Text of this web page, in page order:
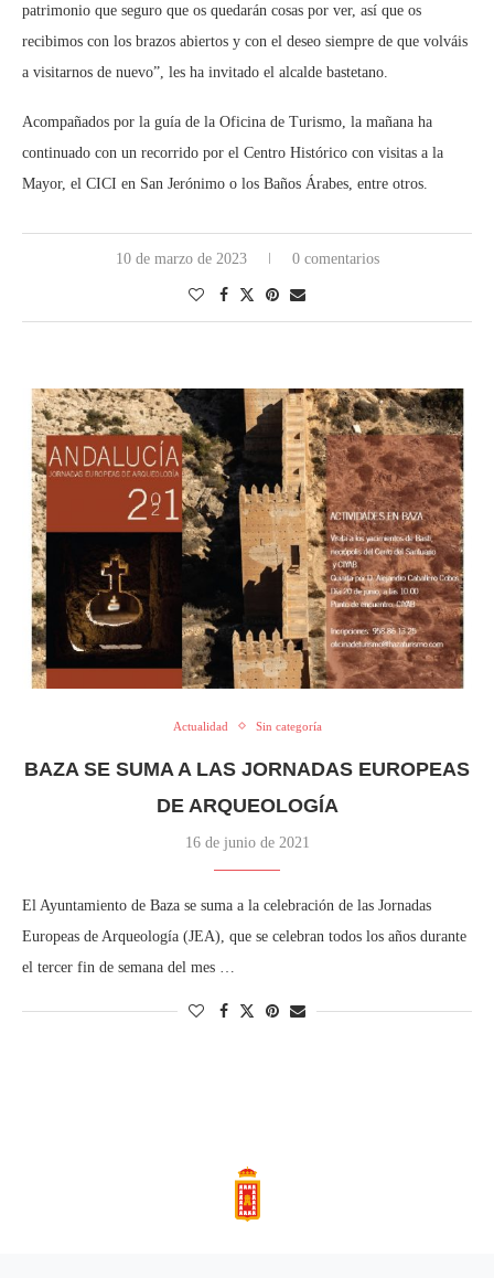
patrimonio que seguro que os quedarán cosas por ver, así que os
recibimos con los brazos abiertos y con el deseo siempre de que volváis
a visitarnos de nuevo”, les ha invitado el alcalde bastetano.
Acompañados por la guía de la Oficina de Turismo, la mañana ha
continuado con un recorrido por el Centro Histórico con visitas a la
Mayor, el CICI en San Jerónimo o los Baños Árabes, entre otros.
10 de marzo de 2023 0 comentarios
Actualidad Sin categoría
BAZA SE SUMA A LAS JORNADAS EUROPEAS
DE ARQUEOLOGÍA
16 de junio de 2021
El Ayuntamiento de Baza se suma a la celebración de las Jornadas
Europeas de Arqueología (JEA), que se celebran todos los años durante
el tercer fin de semana del mes …